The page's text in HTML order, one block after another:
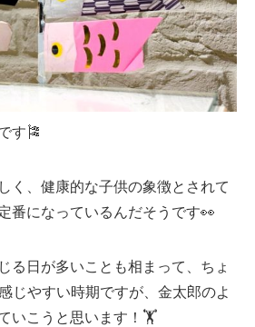
す🎏
く、健康的な子供の象徴とされて
番になっているんだそうです👀
る日が多いことも相まって、ちょ
じやすい時期ですが、金太郎のよ
いこうと思います！🏋️